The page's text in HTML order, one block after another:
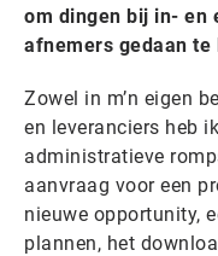
om dingen bij in- en
afnemers gedaan te
Zowel in m’n eigen
en leveranciers heb
administratieve
aanvraag voor een
nieuwe opportunity,
plannen, het